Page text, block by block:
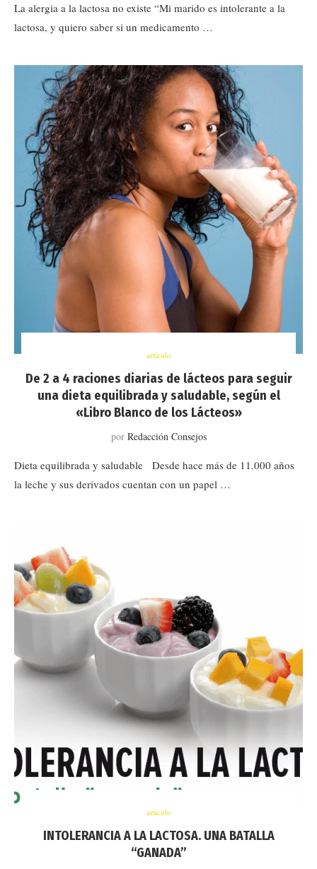
La alergia a la lactosa no existe “Mi marido es intolerante a la
lactosa, y quiero saber si un medicamento …
artículo
De 2 a 4 raciones diarias de lácteos para seguir
una dieta equilibrada y saludable, según el
«Libro Blanco de los Lácteos»
por Redacción Consejos
Dieta equilibrada y saludable Desde hace más de 11.000 años
la leche y sus derivados cuentan con un papel …
artículo
INTOLERANCIA A LA LACTOSA. UNA BATALLA
“GANADA”